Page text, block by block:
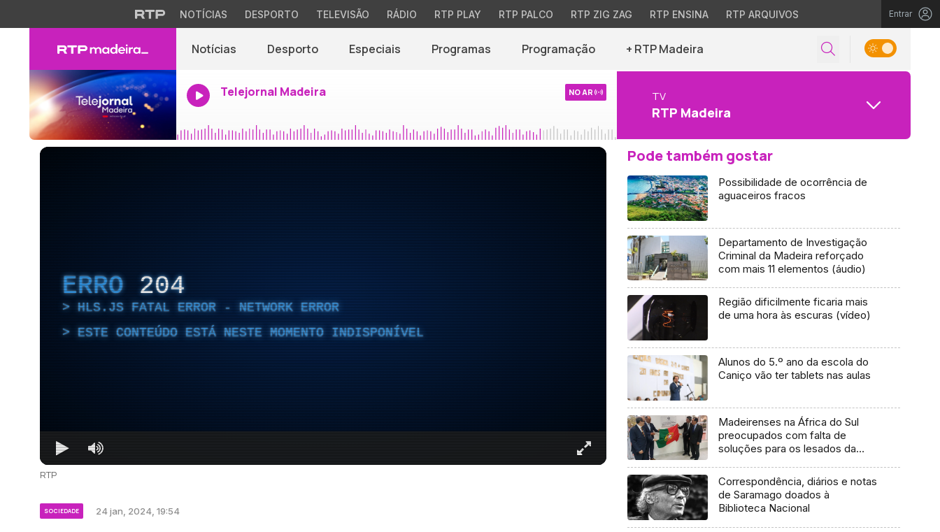
NOTÍCIAS DESPORTO TELEVISÃO RÁDIO RTP PLAY RTP PALCO RTP ZIG ZAG RTP ENSINA RTP ARQUIVOS Entrar
Notícias Desporto Especiais Programas Programação + RTP Madeira
Telejornal Madeira NO AR TV
RTP Madeira
ERRO 204
HLS.JS FATAL ERROR - NETWORK ERROR
ESTE CONTEÚDO ESTÁ NESTE MOMENTO INDISPONÍVEL
RTP
SOCIEDADE 24 jan, 2024, 19:54
Pode também gostar
Possibilidade de ocorrência de
aguaceiros fracos
Departamento de Investigação
Criminal da Madeira reforçado
com mais 11 elementos (áudio)
Região dificilmente ficaria mais
de uma hora às escuras (vídeo)
Alunos do 5.º ano da escola do
Caniço vão ter tablets nas aulas
Madeirenses na África do Sul
preocupados com falta de
soluções para os lesados da
Correspondência, diários e notas
de Saramago doados à
Biblioteca Nacional